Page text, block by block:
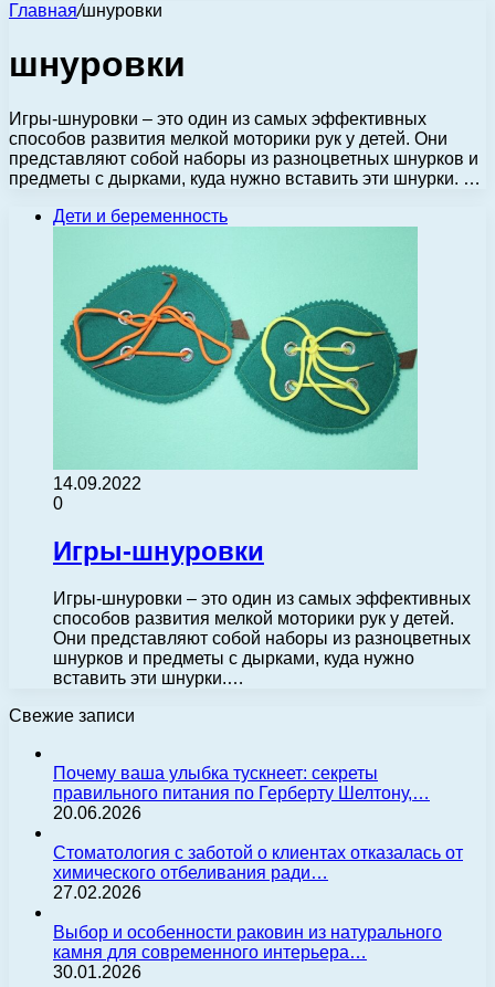
Главная/шнуровки
шнуровки
Игры-шнуровки – это один из самых эффективных
способов развития мелкой моторики рук у детей. Они
представляют собой наборы из разноцветных шнурков и
предметы с дырками, куда нужно вставить эти шнурки. …
Дети и беременность
14.09.2022
0
Игры-шнуровки
Игры-шнуровки – это один из самых эффективных
способов развития мелкой моторики рук у детей.
Они представляют собой наборы из разноцветных
шнурков и предметы с дырками, куда нужно
вставить эти шнурки.…
Свежие записи
Почему ваша улыбка тускнеет: секреты
правильного питания по Герберту Шелтону,…
20.06.2026
Стоматология с заботой о клиентах отказалась от
химического отбеливания ради…
27.02.2026
Выбор и особенности раковин из натурального
камня для современного интерьера…
30.01.2026